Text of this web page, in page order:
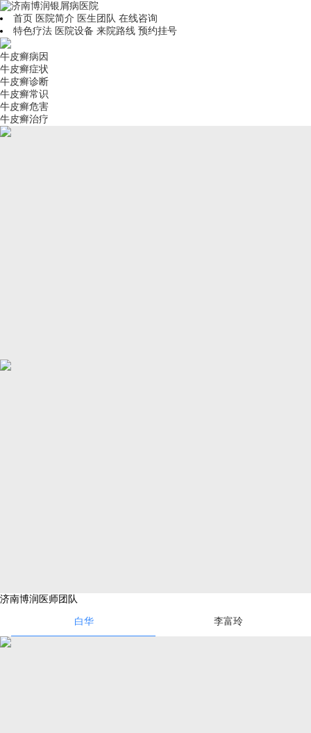
首页 医院简介 医生团队 在线咨询
特色疗法 医院设备 来院路线 预约挂号
牛皮癣病因
牛皮癣症状
牛皮癣诊断
牛皮癣常识
牛皮癣危害
牛皮癣治疗
济南博润医师团队
白华
李富玲